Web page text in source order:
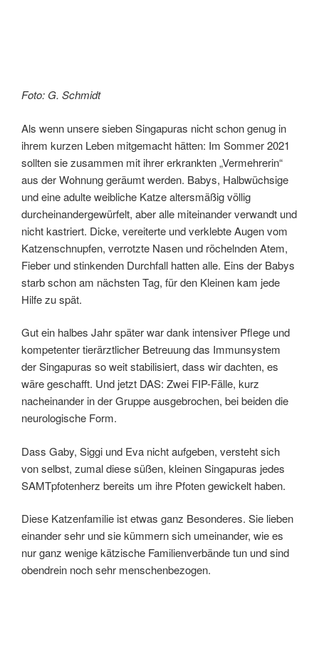
Foto: G. Schmidt
Als wenn unsere sieben Singapuras nicht schon genug in
ihrem kurzen Leben mitgemacht hätten: Im Sommer 2021
sollten sie zusammen mit ihrer erkrankten „Vermehrerin“
aus der Wohnung geräumt werden. Babys, Halbwüchsige
und eine adulte weibliche Katze altersmäßig völlig
durcheinandergewürfelt, aber alle miteinander verwandt und
nicht kastriert. Dicke, vereiterte und verklebte Augen vom
Katzenschnupfen, verrotzte Nasen und röchelnden Atem,
Fieber und stinkenden Durchfall hatten alle. Eins der Babys
starb schon am nächsten Tag, für den Kleinen kam jede
Hilfe zu spät.
Gut ein halbes Jahr später war dank intensiver Pflege und
kompetenter tierärztlicher Betreuung das Immunsystem
der Singapuras so weit stabilisiert, dass wir dachten, es
wäre geschafft. Und jetzt DAS: Zwei FIP-Fälle, kurz
nacheinander in der Gruppe ausgebrochen, bei beiden die
neurologische Form.
Dass Gaby, Siggi und Eva nicht aufgeben, versteht sich
von selbst, zumal diese süßen, kleinen Singapuras jedes
SAMTpfotenherz bereits um ihre Pfoten gewickelt haben.
Diese Katzenfamilie ist etwas ganz Besonderes. Sie lieben
einander sehr und sie kümmern sich umeinander, wie es
nur ganz wenige kätzische Familienverbände tun und sind
obendrein noch sehr menschenbezogen.